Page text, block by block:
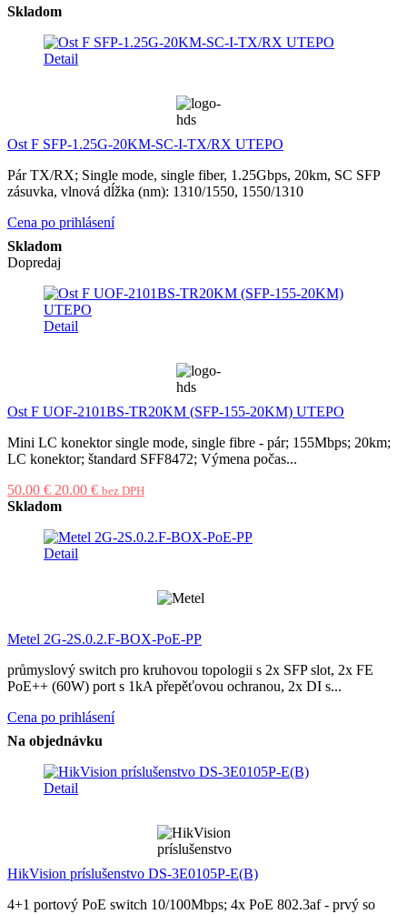
Skladom
Detail
Ost F SFP-1.25G-20KM-SC-I-TX/RX UTEPO
Pár TX/RX; Single mode, single fiber, 1.25Gbps, 20km, SC SFP
zásuvka, vlnová dĺžka (nm): 1310/1550, 1550/1310
Cena po prihlásení
Skladom
Dopredaj
Detail
Ost F UOF-2101BS-TR20KM (SFP-155-20KM) UTEPO
Mini LC konektor single mode, single fibre - pár; 155Mbps; 20km;
LC konektor; štandard SFF8472; Výmena počas...
50.00 € 20.00 € bez DPH
Skladom
Detail
Metel 2G-2S.0.2.F-BOX-PoE-PP
průmyslový switch pro kruhovou topologii s 2x SFP slot, 2x FE
PoE++ (60W) port s 1kA přepěťovou ochranou, 2x DI s...
Cena po prihlásení
Na objednávku
Detail
HikVision príslušenstvo DS-3E0105P-E(B)
4+1 portový PoE switch 10/100Mbps; 4x PoE 802.3af - prvý so